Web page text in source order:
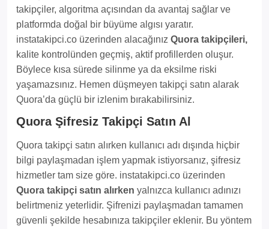
takipçiler, algoritma açısından da avantaj sağlar ve
platformda doğal bir büyüme algısı yaratır.
instatakipci.co üzerinden alacağınız Quora takipçileri,
kalite kontrolünden geçmiş, aktif profillerden oluşur.
Böylece kısa sürede silinme ya da eksilme riski
yaşamazsınız. Hemen düşmeyen takipçi satın alarak
Quora’da güçlü bir izlenim bırakabilirsiniz.
Quora Şifresiz Takipçi Satın Al
Quora takipçi satın alırken kullanıcı adı dışında hiçbir
bilgi paylaşmadan işlem yapmak istiyorsanız, şifresiz
hizmetler tam size göre. instatakipci.co üzerinden
Quora takipçi satın alırken yalnızca kullanıcı adınızı
belirtmeniz yeterlidir. Şifrenizi paylaşmadan tamamen
güvenli şekilde hesabınıza takipçiler eklenir. Bu yöntem